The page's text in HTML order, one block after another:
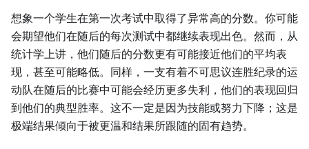
想象一个学生在第一次考试中取得了异常高的分数。你可能
会期望他们在随后的每次测试中都继续表现出色。然而，从
统计学上讲，他们随后的分数更有可能接近他们的平均表
现，甚至可能略低。同样，一支有着不可思议连胜纪录的运
动队在随后的比赛中可能会经历更多失利，他们的表现回归
到他们的典型胜率。这不一定是因为技能或努力下降；这是
极端结果倾向于被更温和结果所跟随的固有趋势。